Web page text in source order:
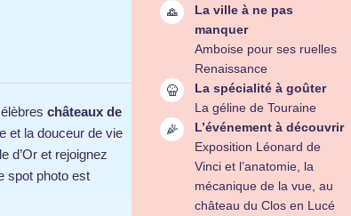
châteaux de
et la douceur de vie
d’Or et rejoignez
spot photo est
La ville à ne pas
manquer
Amboise pour ses ruelles
Renaissance
La spécialité à goûter
La géline de Touraine
L’événement à découvrir
Exposition Léonard de
Vinci et l’anatomie, la
mécanique de la vue, au
château du Clos en Lucé